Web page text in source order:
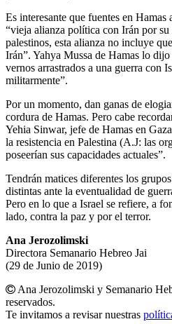
Es interesante que fuentes en Hamas
“vieja alianza política con Irán por
palestinos, esta alianza no incluye
Irán”. Yahya Mussa de Hamas lo
vernos arrastrados a una guerra con
militarmente”.
Por un momento, dan ganas de
cordura de Hamas. Pero cabe
Yehia Sinwar, jefe de Hamas en
la resistencia en Palestina (A.J: las
poseerían sus capacidades actuales”.
Tendrán matices diferentes los
distintas ante la eventualidad de
Pero en lo que a Israel se refiere, a
lado, contra la paz y por el terror.
Ana Jerozolimski
Directora Semanario Hebreo Jai
(29 de Junio de 2019)
Ana Jerozolimski y Semanario
reservados.
Te invitamos a revisar nuestras